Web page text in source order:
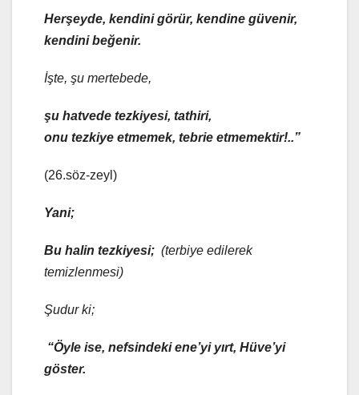
Herşeyde, kendini görür, kendine güvenir,
kendini beğenir.
İşte, şu mertebede,
şu hatvede tezkiyesi, tathiri,
onu tezkiye etmemek, tebrie etmemektir!..”
(26.söz-zeyl)
Yani;
Bu halin tezkiyesi; (terbiye edilerek
temizlenmesi)
Şudur ki;
“Öyle ise, nefsindeki ene’yi yırt, Hüve’yi
göster.